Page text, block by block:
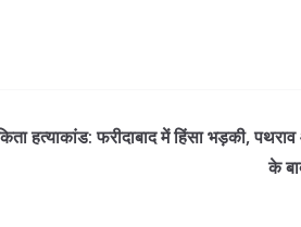
हत्याकांड: फरीदाबाद में हिंसा भड़की,
के